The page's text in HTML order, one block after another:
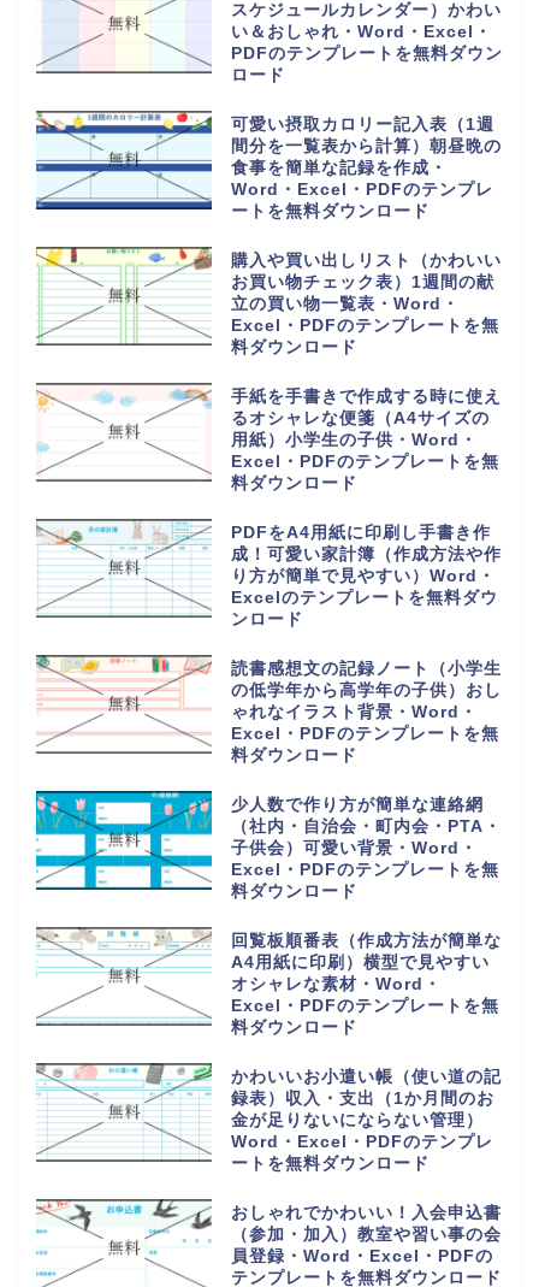
スケジュールカレンダー）かわい
い＆おしゃれ・Word・Excel・
PDFのテンプレートを無料ダウン
ロード
可愛い摂取カロリー記入表（1週
間分を一覧表から計算）朝昼晩の
食事を簡単な記録を作成・
Word・Excel・PDFのテンプレ
ートを無料ダウンロード
購入や買い出しリスト（かわいい
お買い物チェック表）1週間の献
立の買い物一覧表・Word・
Excel・PDFのテンプレートを無
料ダウンロード
手紙を手書きで作成する時に使え
るオシャレな便箋（A4サイズの
用紙）小学生の子供・Word・
Excel・PDFのテンプレートを無
料ダウンロード
PDFをA4用紙に印刷し手書き作
成！可愛い家計簿（作成方法や作
り方が簡単で見やすい）Word・
Excelのテンプレートを無料ダウ
ンロード
読書感想文の記録ノート（小学生
の低学年から高学年の子供）おし
ゃれなイラスト背景・Word・
Excel・PDFのテンプレートを無
料ダウンロード
少人数で作り方が簡単な連絡網
（社内・自治会・町内会・PTA・
子供会）可愛い背景・Word・
Excel・PDFのテンプレートを無
料ダウンロード
回覧板順番表（作成方法が簡単な
A4用紙に印刷）横型で見やすい
オシャレな素材・Word・
Excel・PDFのテンプレートを無
料ダウンロード
かわいいお小遣い帳（使い道の記
録表）収入・支出（1か月間のお
金が足りないにならない管理）
Word・Excel・PDFのテンプレ
ートを無料ダウンロード
おしゃれでかわいい！入会申込書
（参加・加入）教室や習い事の会
員登録・Word・Excel・PDFの
テンプレートを無料ダウンロード